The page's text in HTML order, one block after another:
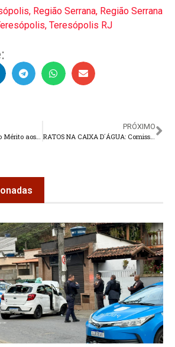
, Região Serrana, Região Serrana
, Teresópolis RJ
MPRJ entrega Colar do Mérito aos agraciados de 2022 e 2023
PRÓXIMO
RATOS NA CAIXA D´ÁGUA: Comissão de Educação e Saúde vai debater situação da Creche Municipal